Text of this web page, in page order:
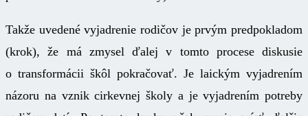
Takže uvedené vyjadrenie rodičov je prvým predpokladom
(krok), že má zmysel ďalej v tomto procese diskusie
o transformácii škôl pokračovať. Je laickým vyjadrením
názoru na vznik cirkevnej školy a je vyjadrením potreby